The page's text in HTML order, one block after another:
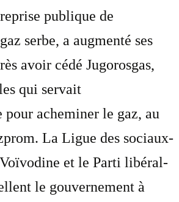
publique de
serbe, a augmenté ses
avoir cédé Jugorosgas,
qui servait
pour acheminer le gaz, au
La Ligue des sociaux-
et le Parti libéral-
le gouvernement à